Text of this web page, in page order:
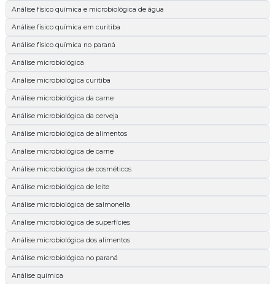
Análise físico química e microbiológica de água
Análise físico química em curitiba
Análise físico química no paraná
Análise microbiológica
Análise microbiológica curitiba
Análise microbiológica da carne
Análise microbiológica da cerveja
Análise microbiológica de alimentos
Análise microbiológica de carne
Análise microbiológica de cosméticos
Análise microbiológica de leite
Análise microbiológica de salmonella
Análise microbiológica de superfícies
Análise microbiológica dos alimentos
Análise microbiológica no paraná
Análise química